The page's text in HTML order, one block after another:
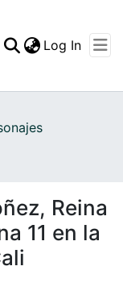
Log In
Reina
11 en la